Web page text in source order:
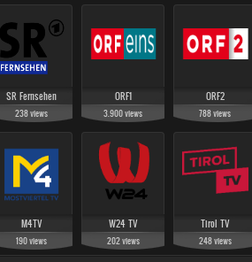
SR Fernsehen
238views
ORF1
3.900views
ORF2
788views
M4TV
190views
W24 TV
202views
Tirol TV
248views